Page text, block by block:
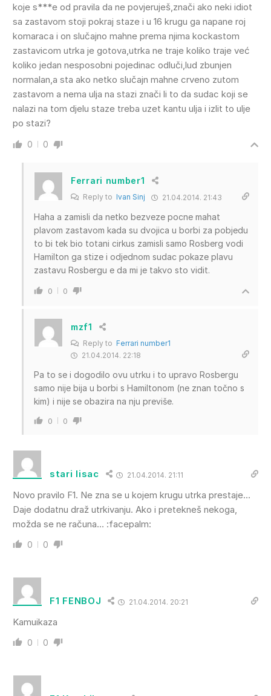
koje s***e od pravila da ne povjeruješ,znači ako neki idiot
sa zastavom stoji pokraj staze i u 16 krugu ga napane roj
komaraca i on slučajno mahne prema njima kockastom
zastavicom utrka je gotova,utrka ne traje koliko traje već
koliko jedan nesposobni pojedinac odluči,lud zbunjen
normalan,a sta ako netko slučajn mahne crveno zutom
zastavom a nema ulja na stazi znači li to da sudac koji se
nalazi na tom djelu staze treba uzet kantu ulja i izlit to ulje
po stazi?
0 0
Ferrari number1
Reply to Ivan Sinj 21.04.2014. 21:43
Haha a zamisli da netko bezveze pocne mahat
plavom zastavom kada su dvojica u borbi za pobjedu
to bi tek bio totani cirkus zamisli samo Rosberg vodi
Hamilton ga stize i odjednom sudac pokaze plavu
zastavu Rosbergu e da mi je takvo sto vidit.
0 0
mzf1
Reply to Ferrari number1
21.04.2014. 22:18
Pa to se i dogodilo ovu utrku i to upravo Rosbergu
samo nije bija u borbi s Hamiltonom (ne znan točno s
kim) i nije se obazira na nju previše.
0 0
stari lisac 21.04.2014. 21:11
Novo pravilo F1. Ne zna se u kojem krugu utrka prestaje…
Daje dodatnu draž utrkivanju. Ako i pretekneš nekoga,
možda se ne računa… :facepalm:
0 0
F1 FENBOJ 21.04.2014. 20:21
Kamuikaza
0 0